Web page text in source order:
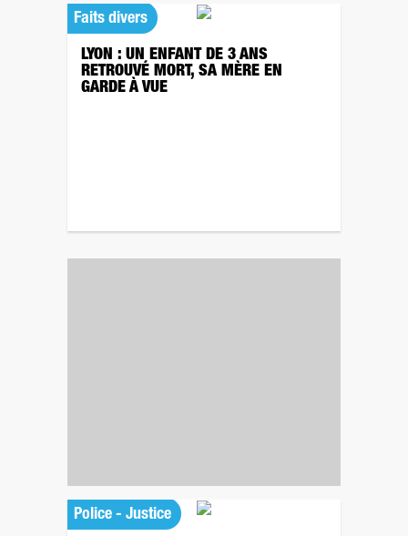
Faits divers
LYON : UN ENFANT DE 3 ANS
RETROUVÉ MORT, SA MÈRE EN
GARDE À VUE
Police - Justice